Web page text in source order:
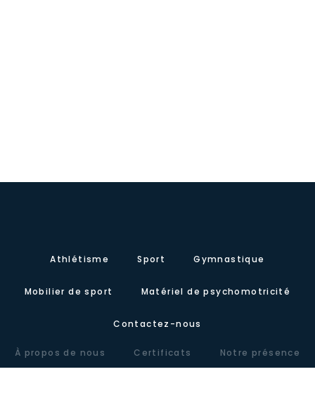
Athlétisme Sport Gymnastique
Mobilier de sport Matériel de psychomotricité
Contactez-nous
À propos de nous Certificats Notre présence